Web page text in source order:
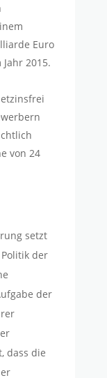
Euro
2015.
von 24
setzt
der
der
dass die